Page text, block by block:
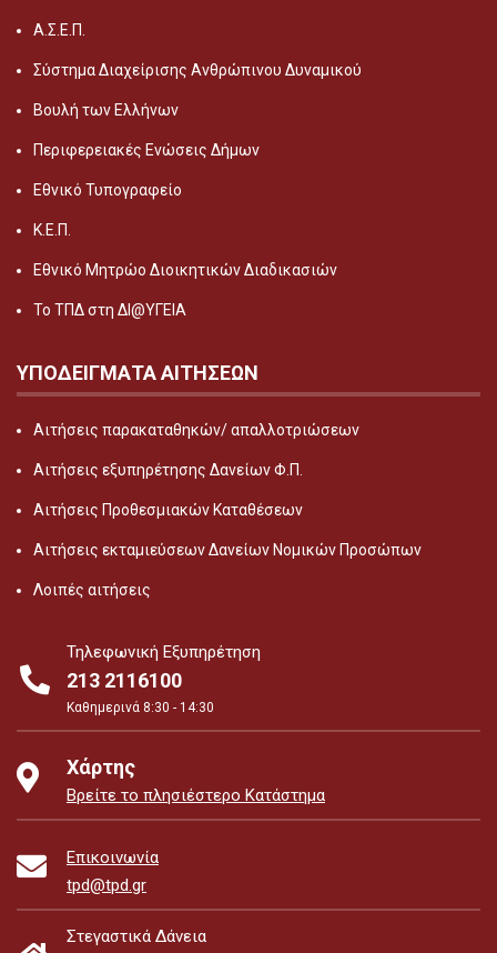
Α.Σ.Ε.Π.
Σύστημα Διαχείρισης Ανθρώπινου Δυναμικού
Βουλή των Ελλήνων
Περιφερειακές Ενώσεις Δήμων
Εθνικό Τυπογραφείο
Κ.Ε.Π.
Εθνικό Μητρώο Διοικητικών Διαδικασιών
Το ΤΠΔ στη ΔΙ@ΥΓΕΙΑ
ΥΠΟΔΕΙΓΜΑΤΑ ΑΙΤΗΣΕΩΝ
Αιτήσεις παρακαταθηκών/ απαλλοτριώσεων
Αιτήσεις εξυπηρέτησης Δανείων Φ.Π.
Αιτήσεις Προθεσμιακών Καταθέσεων
Αιτήσεις εκταμιεύσεων Δανείων Νομικών Προσώπων
Λοιπές αιτήσεις
Τηλεφωνική Εξυπηρέτηση
213 2116100
Καθημερινά 8:30 - 14:30
Χάρτης
Βρείτε το πλησιέστερο Κατάστημα
Επικοινωνία
tpd@tpd.gr
Στεγαστικά Δάνεια